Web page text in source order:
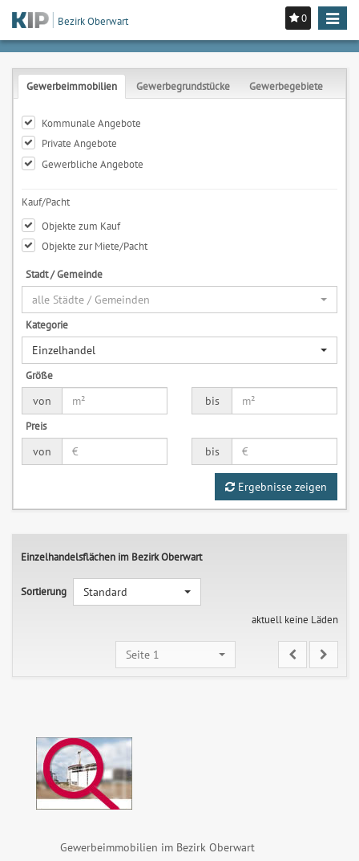
0
Toggle
Bezirk Oberwart
Gewerbeimmobilien Gewerbegrundstücke Gewerbegebiete
Kommunale Angebote
Private Angebote
Gewerbliche Angebote
Kauf/Pacht
Objekte zum Kauf
Objekte zur Miete/Pacht
Stadt / Gemeinde
alle Städte / Gemeinden
Kategorie
Einzelhandel
Größe
von
bis
Preis
von
bis
Ergebnisse zeigen
Einzelhandelsflächen im Bezirk Oberwart
Sortierung
Standard
aktuell keine Läden
Seite 1
Gewerbeimmobilien im Bezirk Oberwart